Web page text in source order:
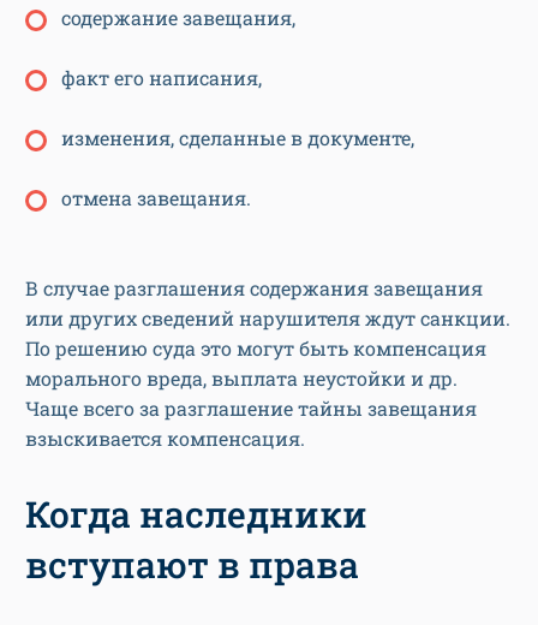
содержание завещания,
факт его написания,
изменения, сделанные в документе,
отмена завещания.
В случае разглашения содержания завещания
или других сведений нарушителя ждут санкции.
По решению суда это могут быть компенсация
морального вреда, выплата неустойки и др.
Чаще всего за разглашение тайны завещания
взыскивается компенсация.
Когда наследники
вступают в права